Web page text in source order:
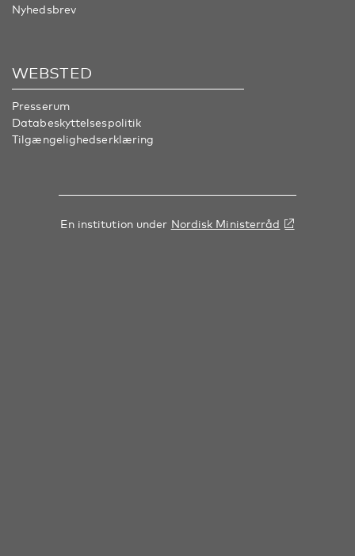
Nyhedsbrev
WEBSTED
Presserum
Databeskyttelsespolitik
Tilgængelighedserklæring
En institution under Nordisk Ministerråd